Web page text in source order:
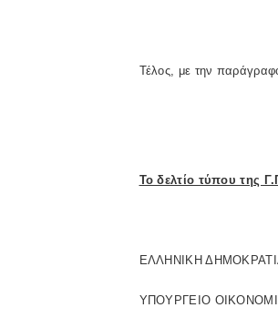
Τέλος, με την
Το δελτίο τύπου της
ΕΛΛΗΝΙΚΗ
ΥΠΟΥΡΓΕΙΟ